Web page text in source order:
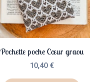
Pochette poche Cœur graou
10,40 €